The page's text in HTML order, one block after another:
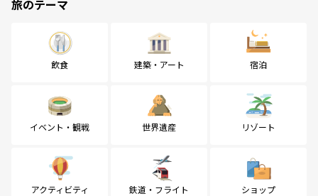
旅のテーマ
飲食 建築・アート 宿泊
イベント・観戦 世界遺産 リゾート
アクティビティ 鉄道・フライト ショップ